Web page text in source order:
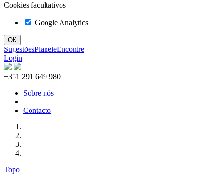
Cookies facultativos
Google Analytics
SugestõesPlaneieEncontre
Login
+351 291 649 980
Sobre nós
Contacto
Topo